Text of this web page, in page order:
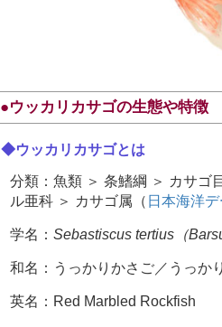
●ウッカリカサゴの生態や特徴
◆ウッカリカサゴとは
分類：魚類 ＞ 条鰭綱 ＞ カサゴ
ル亜科 ＞ カサゴ属（ 日本海洋
学名： Sebastiscus tertius（
和名：うっかりかさご／うっか
英名：Red Marbled Rockfish